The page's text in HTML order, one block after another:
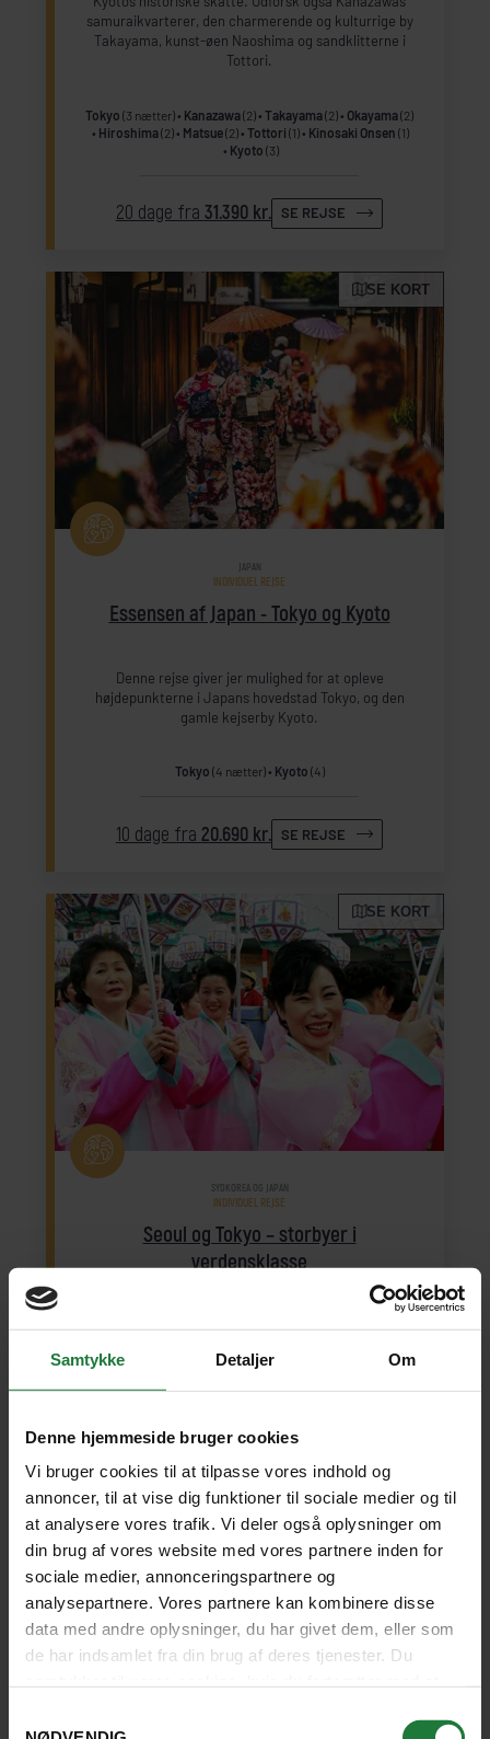
Samtykke Detaljer Om
Denne hjemmeside bruger cookies
Vi bruger cookies til at tilpasse vores indhold og
annoncer, til at vise dig funktioner til sociale medier og til
at analysere vores trafik. Vi deler også oplysninger om
din brug af vores website med vores partnere inden for
sociale medier, annonceringspartnere og
analysepartnere. Vores partnere kan kombinere disse
data med andre oplysninger, du har givet dem, eller som
de har indsamlet fra din brug af deres tjenester. Du
samuraikvarterer, den charmerende og kulturrige by
Takayama, kunst-øen Naoshima og sandklitterne i
Tottori.
Tokyo (3 nætter) Kanazawa(2) Takayama(2) Okayama(2)
Hiroshima(2) Matsue(2) Tottori (1) Kinosaki Onsen (1)
Kyoto (3)
20 dage fra 31.390 kr. SE REJSE
SE KORT
Essensen af Japan - Tokyo og Kyoto
JAPAN
INDIVIDUEL REJSE
Denne rejse giver jer mulighed for at opleve
højdepunkterne i Japans hovedstad Tokyo, og den
gamle kejserby Kyoto.
Tokyo (4 nætter) Kyoto (4)
10 dage fra 20.690 kr. SE REJSE
SE KORT
Seoul og Tokyo – storbyer i
verdensklasse
SYDKOREA OG JAPAN
INDIVIDUEL REJSE
Fra Seouls paladser, streetfood, hanok-huse og
templer og skyhøje udsigtstårne. Tag med på en rejse
mellem to asiatiske storbyer fuld af kontraster og
10 dage fra18.390 kr. SE REJSE
SE KORT